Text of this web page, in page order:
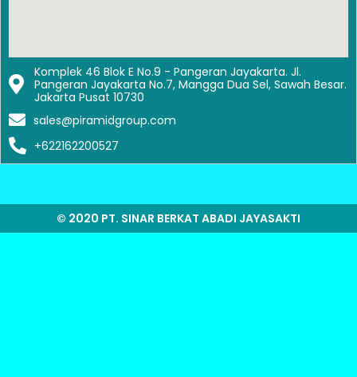
Komplek 46 Blok E No.9 - Pangeran Jayakarta. Jl.
Pangeran Jayakarta No.7, Mangga Dua Sel, Sawah Besar.
Jakarta Pusat 10730
sales@piramidgroup.com
+622162200527
© 2020 PT. SINAR BERKAT ABADI JAYASAKTI